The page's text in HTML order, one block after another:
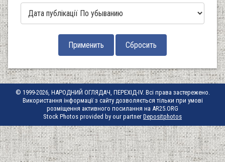
© 1999-2026, НАРОДНИЙ ОГЛЯДАЧ, ПЕРЕХІД-IV. Всі права застережено.
Використання інформації з сайту дозволяється тільки при умові
розміщення активного посилання на AR25.ORG
Stock Photos provided by our partner Depositphotos